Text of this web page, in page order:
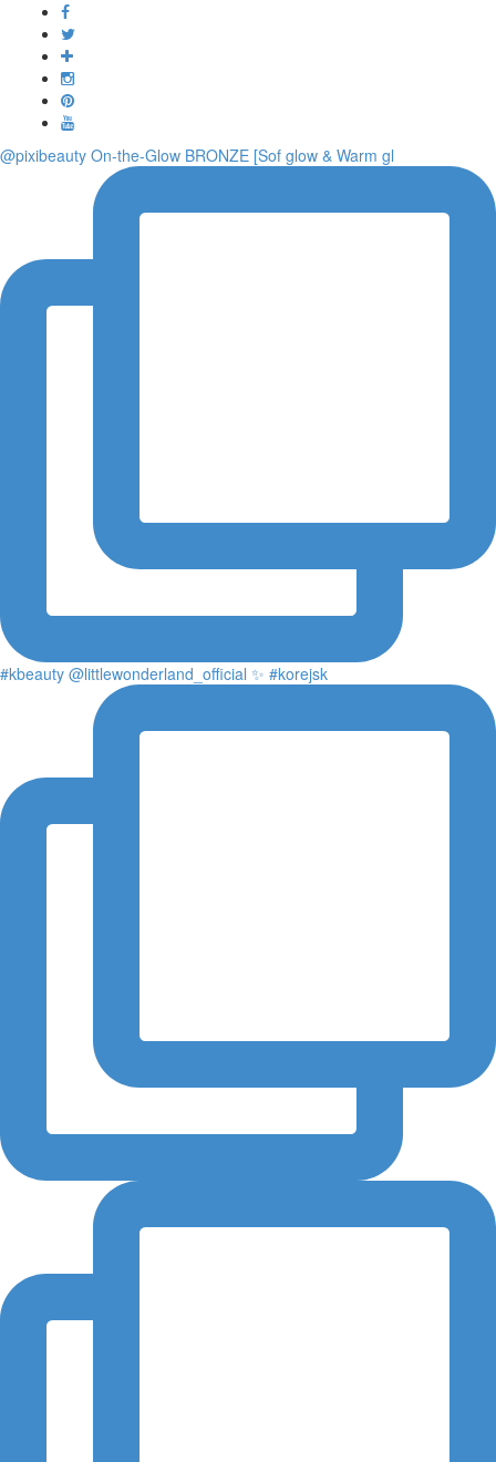
@pixibeauty On-the-Glow BRONZE [Sof glow & Warm gl
#kbeauty @littlewonderland_official ✨ #korejsk